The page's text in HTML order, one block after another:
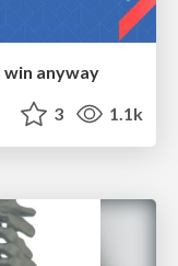
win anyway
3 1.1k